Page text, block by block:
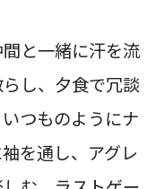
と一緒に汗を流
し、夕食で冗談
つものようにナ
を通し、アグレ